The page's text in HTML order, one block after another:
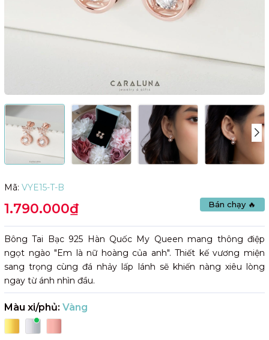
Mã: VYE15-T-B
Bán chạy 🔥
1.790.000₫
Bông Tai Bạc 925 Hàn Quốc My Queen mang thông điệp
ngọt ngào "Em là nữ hoàng của anh". Thiết kế vương miện
sang trọng cùng đá nhảy lấp lánh sẽ khiến nàng xiêu lòng
ngay từ ánh nhìn đầu.
Màu xi/phủ: Vàng